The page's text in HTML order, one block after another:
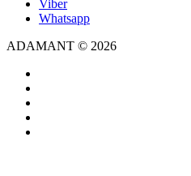
Viber
Whatsapp
ADAMANT © 2026